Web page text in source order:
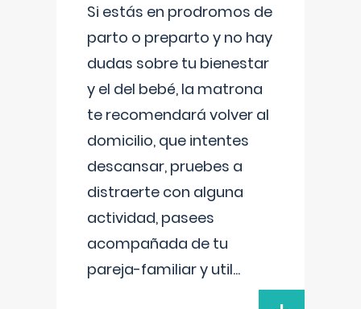
Si estás en prodromos de
parto o preparto y no hay
dudas sobre tu bienestar
y el del bebé, la matrona
te recomendará volver al
domicilio, que intentes
descansar, pruebes a
distraerte con alguna
actividad, pasees
acompañada de tu
pareja-familiar y util...